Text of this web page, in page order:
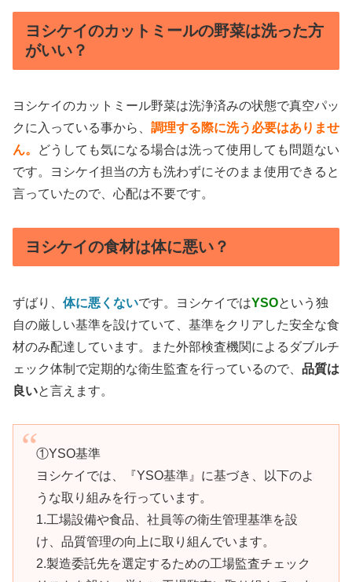
ヨシケイのカットミールの野菜は洗った方
がいい？
ヨシケイのカットミール野菜は洗浄済みの状態で真空パッ
クに入っている事から、 調理する際に洗う必要はありませ
ん。
どうしても気になる場合は洗って使用しても問題ない
です。ヨシケイ担当の方も洗わずにそのまま使用できると
言っていたので、心配は不要です。
ヨシケイの食材は体に悪い？
ずばり、 体に悪くないです。ヨシケイではYSOという独
自の厳しい基準を設けていて、基準をクリアした安全な食
材のみ配達しています。また外部検査機関によるダブルチ
ェック体制で定期的な衛生監査を行っているので、 品質は
良いと言えます。
①YSO基準
ヨシケイでは、『YSO基準』に基づき、以下のよ
うな取り組みを行っています。
1.工場設備や食品、社員等の衛生管理基準を設
け、品質管理の向上に取り組んでいます。
2.製造委託先を選定するための工場監査チェック